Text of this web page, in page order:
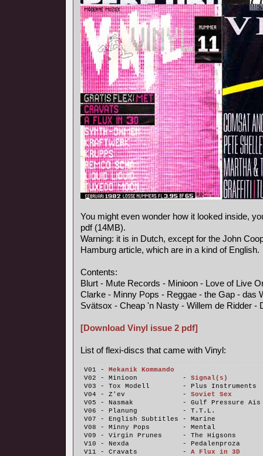
You might even wonder how it looked inside,
pdf (14MB).
Warning: it is in Dutch, except for the John
Hamburg article, which are in a kind of English.
Contents:
Blurt - Mute Records - Minioon - Love of Live
Clarke - Minny Pops - Reggae - the Gap - das
Svätsox - Cheap 'n Nasty - Willem de Ridder -
[Download Vinyl issue 2 pdf]
List of flexi-discs that came with Vinyl:
V01 - Mekanik Kommando
V02 - Minioon           - Signal(s)
V03 - Tox Modell        - Plus Instruments
V04 - Z'ev              - Soviet Sex
V05 - Nasmak            - Gulf Pressure Ais
V06 - Planung           - T.T.L.
V07 - English Subtitles - Marine
V08 - Minny Pops        - Mental
V09 - Virgin Prunes     - The Higsons
V10 - Nexda             - Pedalenproza
V11 - Cravats           - A Flux in 3D